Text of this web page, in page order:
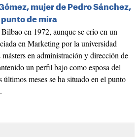
mujer de Pedro Sánchez,
punto de mira
en 1972, aunque se crio en un
en Marketing por la universidad
en administración y dirección de
un perfil bajo como esposa del
últimos meses se ha situado en el punto